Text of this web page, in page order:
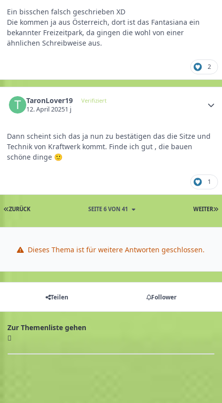
Ein bisschen falsch geschrieben XD
Die kommen ja aus Österreich, dort ist das Fantasiana ein
bekannter Freizeitpark, da gingen die wohl von einer
ähnlichen Schreibweise aus.
2
TaronLover19 Verifiziert
12. April 20251 j
Dann scheint sich das ja nun zu bestätigen das die Sitze und
Technik von Kraftwerk kommt. Finde ich gut , die bauen
schöne dinge 🙂
1
ZURÜCK WEITER
SEITE 6 VON 41
Dieses Thema ist für weitere Antworten geschlossen.
Teilen Follower
Zur Themenliste gehen